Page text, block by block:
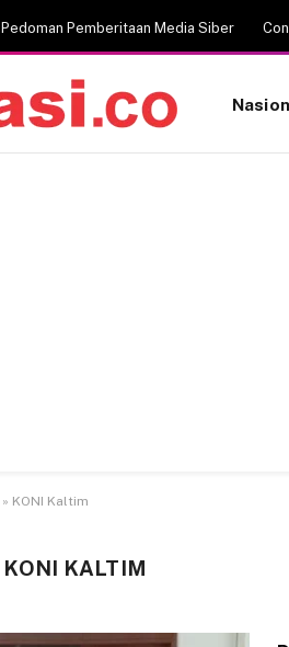
Pedoman Pemberitaan Media Siber
» KONI Kaltim
KONI KALTIM